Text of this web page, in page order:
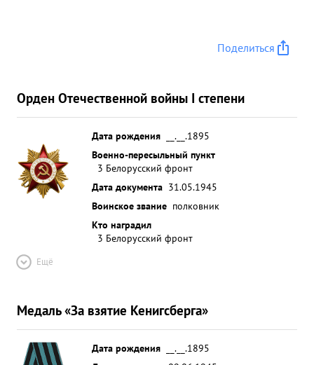
командира Корпуса и содействовала успеху
Поделиться
Орден Отечественной войны I степени
Дата рождения
__.__.1895
Военно-пересыльный пункт
3 Белорусский фронт
Дата документа 31.05.1945
Воинское звание полковник
Кто наградил
3 Белорусский фронт
Ещё
Медаль «За взятие Кенигсберга»
Дата рождения
__.__.1895